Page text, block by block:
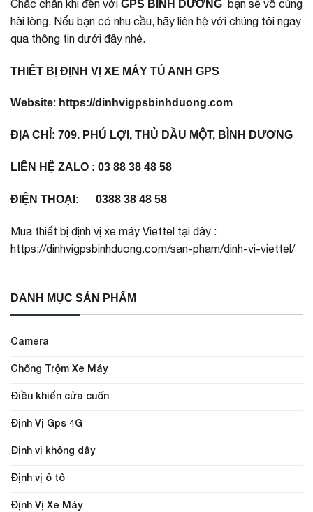
Chắc chắn khi đến với GPS BÌNH DƯƠNG bạn sẽ vô cùng
hài lòng. Nếu bạn có nhu cầu, hãy liên hệ với chúng tôi ngay
qua thông tin dưới đây nhé.
THIẾT BỊ ĐỊNH VỊ XE MÁY TÚ ANH GPS
Website: https://dinhvigpsbinhduong.com
ĐỊA CHỈ: 709. PHÚ LỢI, THỦ DẦU MỘT, BÌNH DƯƠNG
LIÊN HỆ ZALO : 03 88 38 48 58
ĐIỆN THOẠI: 0388 38 48 58
Mua thiết bị định vị xe máy Viettel tại đây :
https://dinhvigpsbinhduong.com/san-pham/dinh-vi-viettel/
DANH MỤC SẢN PHẨM
Camera
Chống Trộm Xe Máy
Điều khiển cửa cuốn
Định Vị Gps 4G
Định vị không dây
Định vị ô tô
Định Vị Xe Máy